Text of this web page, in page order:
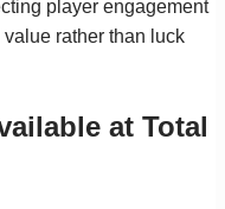
player engagement
rather than luck
at Total